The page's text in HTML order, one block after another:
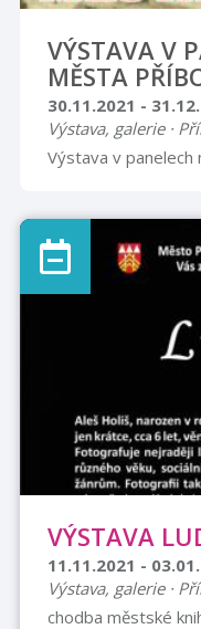
VÝSTAVA V
MĚSTA
30.11.2021 -
Výstava, galerie ·
Výstava v panelech
VÝSTAVA
11.11.2021 -
Výstava, galerie ·
chodba městské